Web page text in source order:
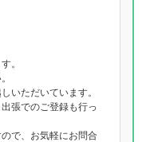
。
いただいています。
張でのご登録も行っ
で、お気軽にお問合